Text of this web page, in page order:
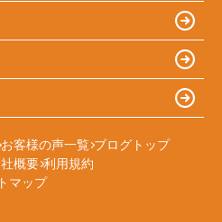
お客様の声一覧 ブログトップ
概要 利用規約
マップ